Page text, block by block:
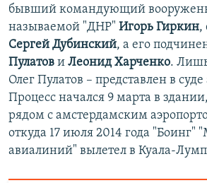
бывший командующий
называемой "ДНР" Игорь Гиркин,
Сергей Дубинский, а его
Пулатов и Леонид Харченко.
Олег Пулатов – представлен в
Процесс начался 9 марта в
рядом с амстердамским
откуда 17 июля 2014 года "Боинг"
авиалиний" вылетел в Куала-